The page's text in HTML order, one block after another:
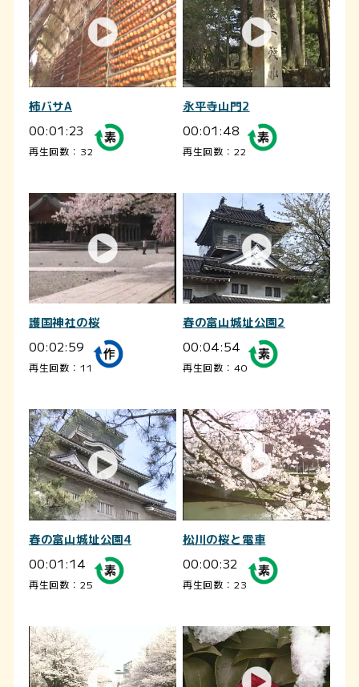
柿バサA
00:01:23
再生回数：32
永平寺山門2
00:01:48
再生回数：22
護国神社の桜
00:02:59
再生回数：11
春の富山城址公園2
00:04:54
再生回数：40
春の富山城址公園4
00:01:14
再生回数：25
松川の桜と電車
00:00:32
再生回数：23